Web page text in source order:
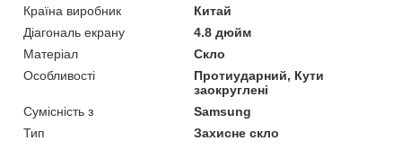
Країна виробник
Китай
Діагональ екрану
4.8 дюйм
Матеріал
Скло
Особливості
Протиударний, Кути
заокруглені
Сумісність з
Samsung
Тип
Захисне скло